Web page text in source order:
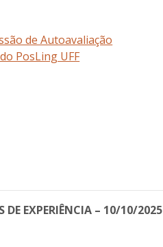
de Autoavaliação
PosLing UFF
DE EXPERIÊNCIA – 10/10/2025